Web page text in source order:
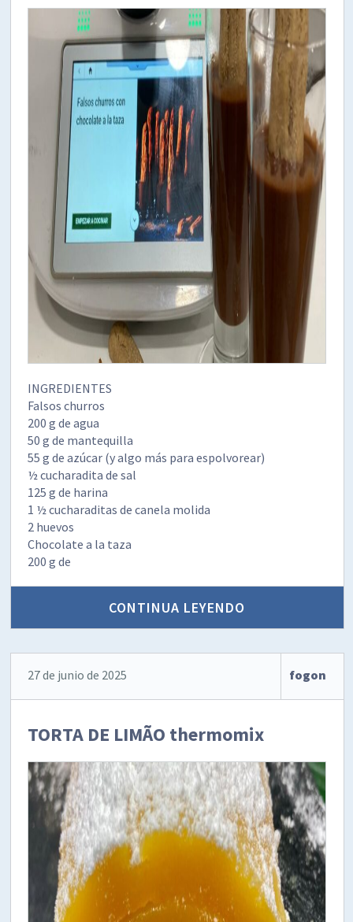
INGREDIENTES
Falsos churros
200 g de agua
50 g de mantequilla
55 g de azúcar (y algo más para espolvorear)
½ cucharadita de sal
125 g de harina
1 ½ cucharaditas de canela molida
2 huevos
Chocolate a la taza
200 g de
CONTINUA LEYENDO
27 de junio de 2025 fogon
TORTA DE LIMÃO thermomix